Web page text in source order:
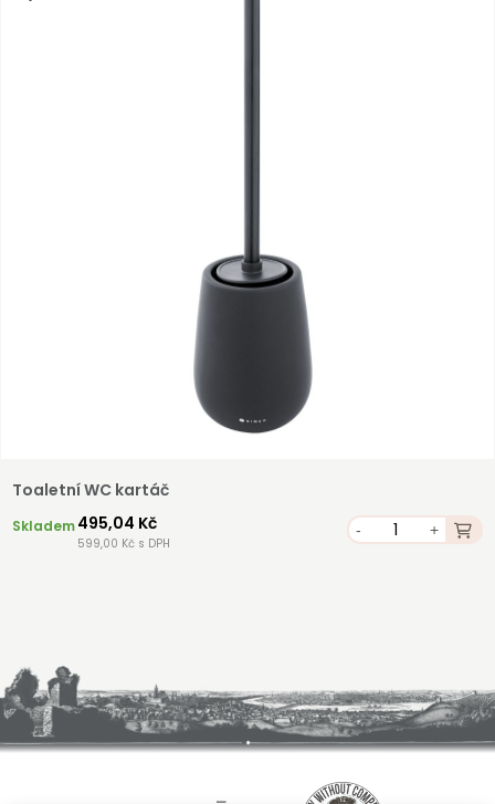
Toaletní WC kartáč
Skladem495,04 Kč
599,00 Kč s DPH
- +